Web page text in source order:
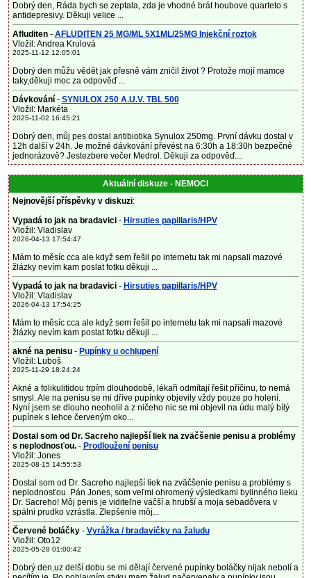
Dobrý den, Ráda bych se zeptala, zda je vhodné brát houbove quarteto s
antidepresivy. Děkuji velice ...
Afluditen- AFLUDITEN 25 MG/ML 5X1ML/25MG Injekční roztok
Vložil: Andrea Krulová
2025-11-12 12:05:01
Dobrý den můžu vědět jak přesně vám zničil život ? Protože mojí mamce
taky,děkuji moc za odpověď ...
Dávkování - SYNULOX 250 A.U.V. TBL 500
Vložil: Markéta
2025-11-02 16:45:21
Dobrý den, můj pes dostal antibiotika Synulox 250mg. První dávku dostal v
12h další v 24h. Je možné dávkování převést na 6:30h a 18:30h bezpečné
jednorázově? Jestezbere večer Medrol. Děkuji za odpověď....
Aktuální diskuze - NEMOCI
Nejnovější příspěvky v diskuzi:
Vypadá to jak na bradavici - Hirsuties papillaris/HPV
Vložil: Vladislav
2026-04-13 17:54:47
Mám to měsíc cca ale když sem řešil po internetu tak mi napsali mazové
žlázky nevím kam poslat fotku děkuji ...
Vypadá to jak na bradavici - Hirsuties papillaris/HPV
Vložil: Vladislav
2026-04-13 17:54:25
Mám to měsíc cca ale když sem řešil po internetu tak mi napsali mazové
žlázky nevím kam poslat fotku děkuji ...
akné na penisu- Pupínky u ochlupení
Vložil: Luboš
2025-11-29 18:24:24
Akné a folikulitidou trpím dlouhodobě, lékaři odmítají řešit příčinu, to nemá
smysl. Ale na penisu se mi dříve pupínky objevily vždy pouze po holení.
Nyní jsem se dlouho neoholil a z ničeho nic se mi objevil na údu malý bílý
pupínek s lehce červeným oko...
Dostal som od Dr. Sacreho najlepší liek na zväčšenie penisu a problémy
s neplodnosťou.- Prodloužení penisu
Vložil: Jones
2025-08-15 14:55:53
Dostal som od Dr. Sacreho najlepší liek na zväčšenie penisu a problémy s
neplodnosťou. Pán Jones, som veľmi ohromený výsledkami bylinného lieku
Dr. Sacreho! Môj penis je viditeľne väčší a hrubší a moja sebadôvera v
spálni prudko vzrástla. Zlepšenie môj...
Červené boláčky - Vyrážka / bradavičky na žaludu
Vložil: Oto12
2025-05-28 01:00:42
Dobrý den,uz delší dobu se mi dělají červené pupínky boláčky nijak nebolí a